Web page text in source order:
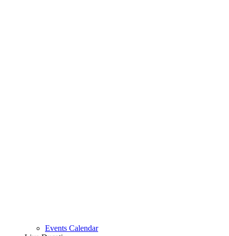
Events Calendar